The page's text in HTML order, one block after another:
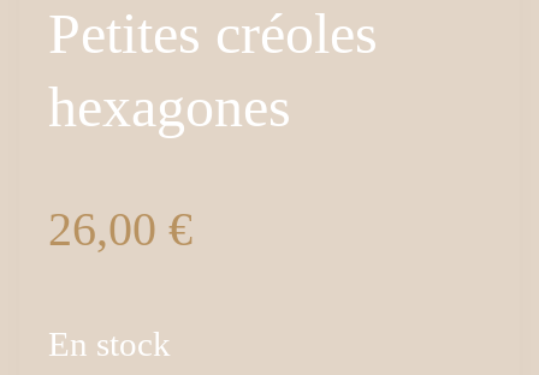
Petites créoles
hexagones
26,00 €
En stock